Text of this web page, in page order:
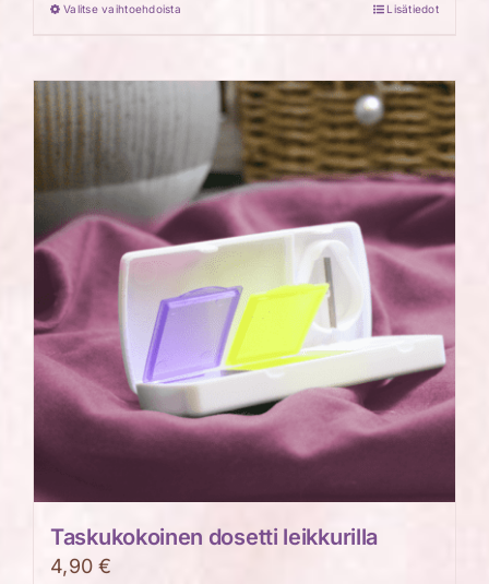
Valitse vaihtoehdoistaTällä
on
useampi
muunnelma.
Voit
tehdä
valinnat
tuotteen
sivulla.
Lisätiedot
Taskukokoinen dosetti leikkurilla
4,90€